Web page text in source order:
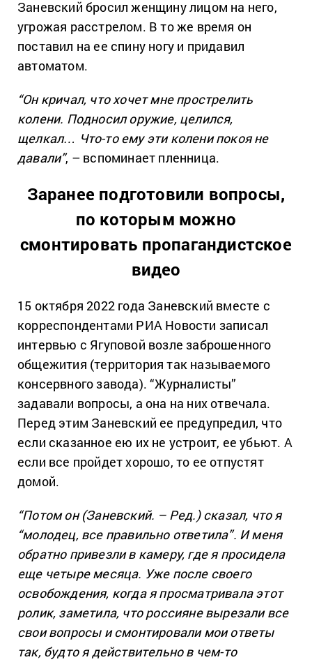
Заневский бросил женщину лицом на него,
угрожая расстрелом. В то же время он
поставил на ее спину ногу и придавил
автоматом.
“Он кричал, что хочет мне прострелить
колени. Подносил оружие, целился,
щелкал… Что-то ему эти колени покоя не
давали”, – вспоминает пленница.
Заранее подготовили вопросы,
по которым можно
смонтировать пропагандистское
видео
15 октября 2022 года Заневский вместе с
корреспондентами РИА Новости записал
интервью с Ягуповой возле заброшенного
общежития (территория так называемого
консервного завода). “Журналисты”
задавали вопросы, а она на них отвечала.
Перед этим Заневский ее предупредил, что
если сказанное ею их не устроит, ее убьют. А
если все пройдет хорошо, то ее отпустят
домой.
“Потом он (Заневский. – Ред.) сказал, что я
“молодец, все правильно ответила”. И меня
обратно привезли в камеру, где я просидела
еще четыре месяца. Уже после своего
освобождения, когда я просматривала этот
ролик, заметила, что россияне вырезали все
свои вопросы и смонтировали мои ответы
так, будто я действительно в чем-то